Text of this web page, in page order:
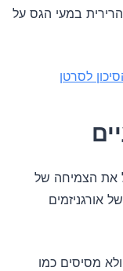
במעי הגס על
את הצמיחה של
אורגניזמים
מסיסים כמו